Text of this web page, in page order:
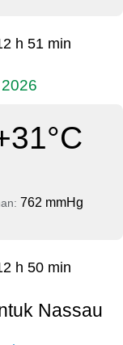
h 51 min
762 mmHg
h 50 min
Nassau